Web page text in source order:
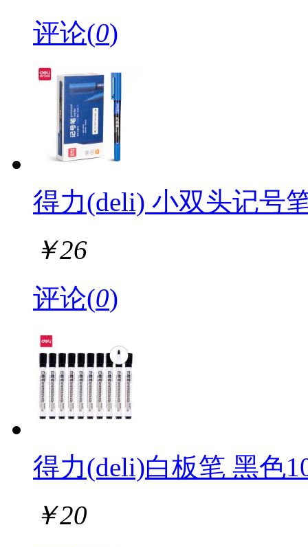
评论(0)
得力(deli) 小双头记号
￥26
评论(0)
得力(deli)白板笔 黑色
￥20